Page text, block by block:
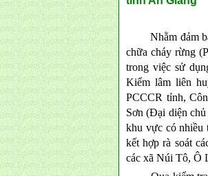
Nhằm đảm bảo
chữa cháy rừng
trong việc sử
Kiểm lâm liên
PCCCR tỉnh,
Sơn (Đại diện
khu vực có nhiều
kết hợp rà soát
các xã Núi Tô, Ô